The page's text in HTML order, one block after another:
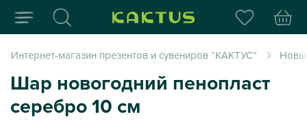
Интернет-магазин
Интернет-магазин презентов и сувениров “КАКТУС”
Шар новогодний пенопласт
серебро 10 см